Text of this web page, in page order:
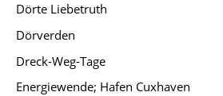
Dörte Liebetruth
Dörverden
Dreck-Weg-Tage
Energiewende; Hafen Cuxhaven